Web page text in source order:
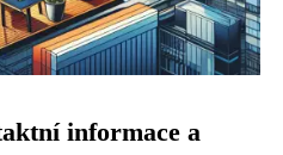
informace a